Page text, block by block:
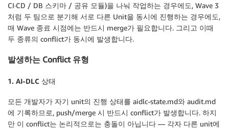
CI·CD / DB 스키마 / 공유 모듈)을 나눠 작업하는 경우에도, Wave 3
처럼 두 팀으로 분기해 서로 다른 Unit을 동시에 진행하는 경우에도,
매 Wave 종료 시점에는 반드시 merge가 필요합니다. 그리고 이때
두 종류의 conflict가 동시에 발생합니다.
발생하는 Conflict 유형
1. AI-DLC 상태
모든 개발자가 자기 unit의 진행 상태를 aidlc-state.md와 audit.md
에 기록하므로, push/merge 시 반드시 conflict가 발생합니다. 하지
만 이 conflict는 논리적으로는 충돌이 아닙니다 — 각자 다른 unit에